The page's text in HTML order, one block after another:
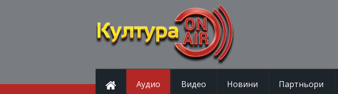
Аудио Видео Новини Партньори